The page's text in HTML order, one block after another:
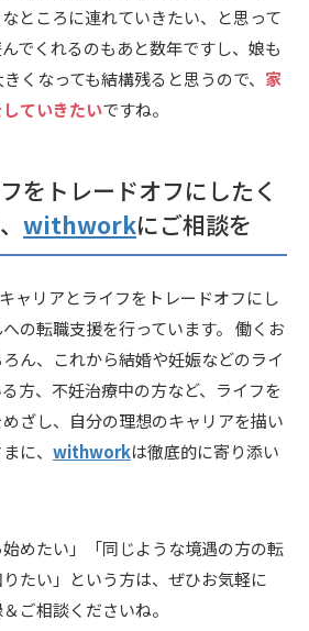
ところに連れていきたい、と思って
でくれるのもあと数年ですし、娘も
くなっても結構残ると思うので、 家
ていきたいですね。
をトレードオフにしたく
withworkにご相談を
ャリアとライフをトレードオフにし
の転職支援を行っています。 働くお
ん、これから結婚や妊娠などのライ
方、不妊治療中の方など、ライフを
ざし、自分の理想のキャリアを描い
に、 withworkは徹底的に寄り添い
始めたい」「同じような境遇の方の転
たい」という方は、ぜひお気軽に
ご相談くださいね。